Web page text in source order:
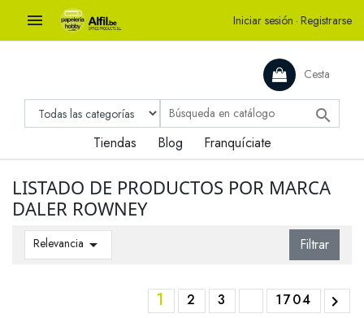
 Iniciar sesión · Registrarse
Cesta

Tiendas Blog Franquíciate
LISTADO DE PRODUCTOS POR MARCA
DALER ROWNEY
Relevancia  Filtrar
1 2 3 1704 